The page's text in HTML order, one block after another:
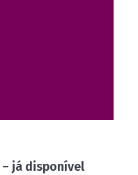
– já disponível